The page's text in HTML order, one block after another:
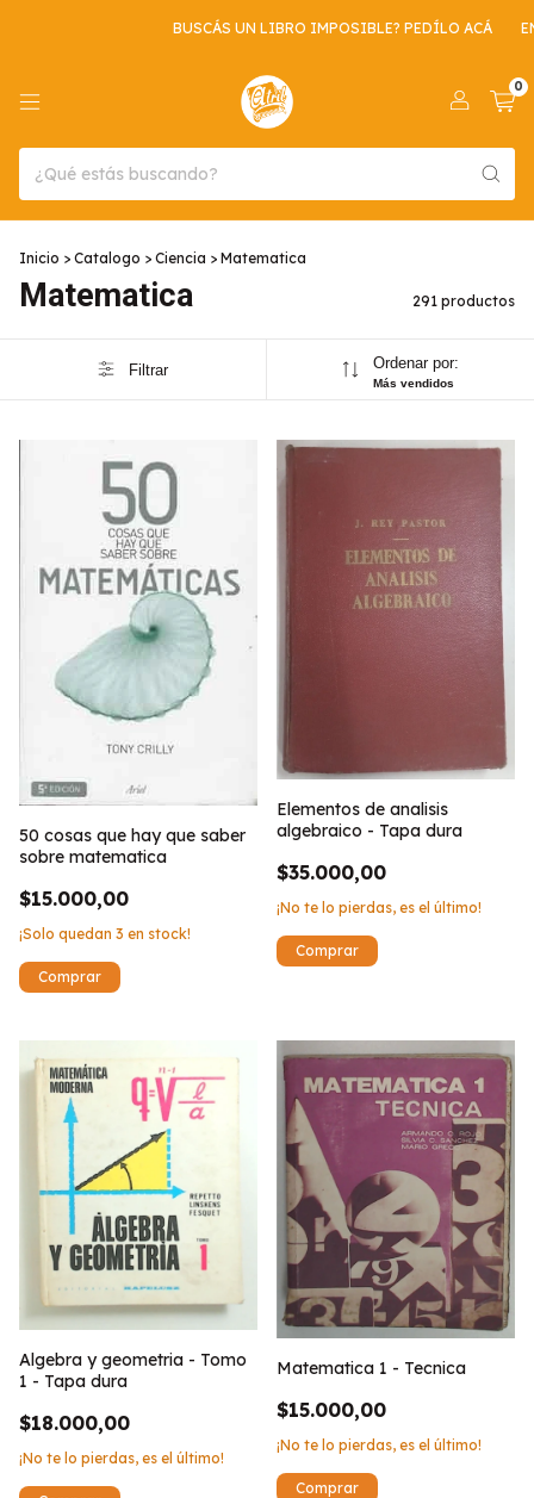
BUSCÁS UN LIBRO IMPOSIBLE? PEDÍLO ACÁ ENVIO GRATIS POR
0
Inicio > Catalogo > Ciencia > Matematica
Matematica 291 productos
Filtrar Ordenar por:
Más vendidos
50 cosas que hay que saber
sobre matematica
$15.000,00
¡Solo quedan 3 en stock!
Elementos de analisis
algebraico - Tapa dura
$35.000,00
¡No te lo pierdas, es el último!
Algebra y geometria - Tomo
1 - Tapa dura
$18.000,00
¡No te lo pierdas, es el último!
Matematica 1 - Tecnica
$15.000,00
¡No te lo pierdas, es el último!